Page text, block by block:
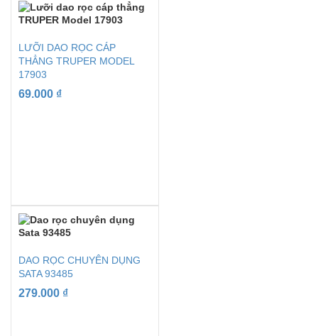
LƯỠI DAO RỌC CÁP
THẲNG TRUPER MODEL
17903
69.000 ₫
DAO RỌC CHUYÊN DỤNG
SATA 93485
279.000 ₫